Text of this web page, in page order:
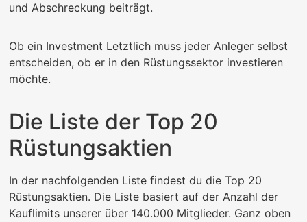
und Abschreckung beiträgt.
Ob ein Investment Letztlich muss jeder Anleger selbst
entscheiden, ob er in den Rüstungssektor investieren
möchte.
Die Liste der Top 20
Rüstungsaktien
In der nachfolgenden Liste findest du die Top 20
Rüstungsaktien. Die Liste basiert auf der Anzahl der
Kauflimits unserer über 140.000 Mitglieder. Ganz oben